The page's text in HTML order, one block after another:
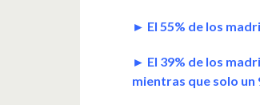
► El 55% de los
► El 39% de los
mientras que solo un